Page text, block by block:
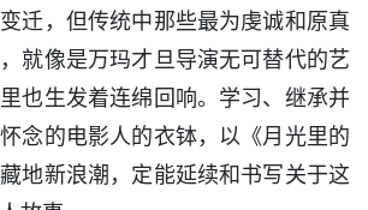
迁，但传统中那些最为虔诚和原真
就像是万玛才旦导演无可替代的艺
也生发着连绵回响。学习、继承并
念的电影人的衣钵，以《月光里的
地新浪潮，定能延续和书写关于这